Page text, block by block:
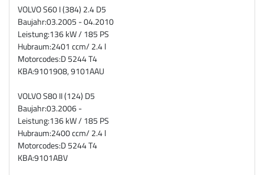
VOLVO S60 I (384) 2.4 D5
Baujahr:03.2005 - 04.2010
Leistung:136 kW / 185 PS
Hubraum:2401 ccm/ 2.4 l
Motorcodes:D 5244 T4
KBA:9101908, 9101AAU
VOLVO S80 II (124) D5
Baujahr:03.2006 -
Leistung:136 kW / 185 PS
Hubraum:2400 ccm/ 2.4 l
Motorcodes:D 5244 T4
KBA:9101ABV